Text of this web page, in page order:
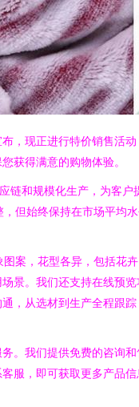
，现正进行特价销售活
获得满意的购物体验。
和规模化生产，为客
但始终保持在市场平均
，花型各异，包括花
。我们还支持在线预
，从选材到生产全程跟
。我们提供免费的咨询
服，即可获取更多产品